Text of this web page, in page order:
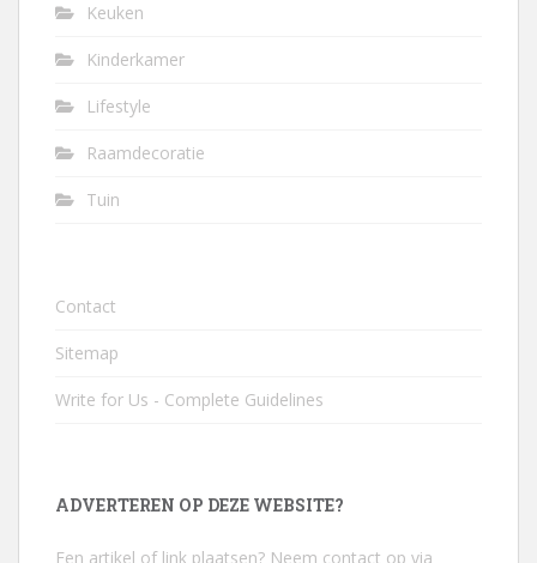
Keuken
Kinderkamer
Lifestyle
Raamdecoratie
Tuin
Contact
Sitemap
Write for Us - Complete Guidelines
ADVERTEREN OP DEZE WEBSITE?
Een artikel of link plaatsen? Neem contact op via